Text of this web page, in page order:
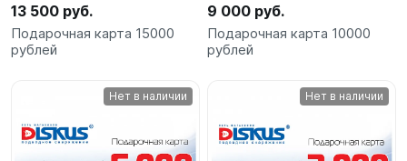
13 500 руб.
Подарочная карта 15000
рублей
9 000 руб.
Подарочная карта 10000
рублей
Нет в наличии Нет в наличии